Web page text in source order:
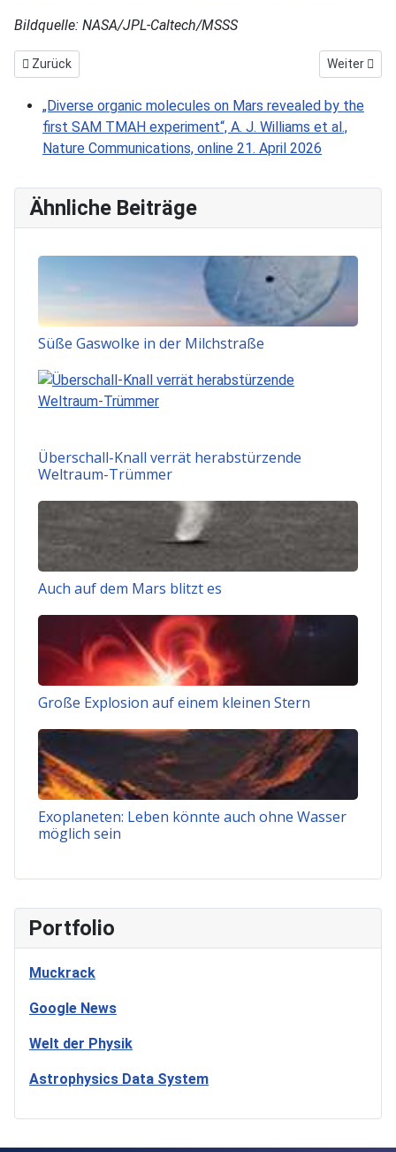
Portfolio
Muckrack
Google News
Welt der Physik
Astrophysics Data System
Bildquelle: NASA/JPL-Caltech/MSSS
Vorheriger Beitrag: Wie Sterne ihre Rotation verändern
Zurück Nächster
Weiter
„Diverse organic molecules on Mars revealed by the
first SAM TMAH experiment“, A. J. Williams et al.,
Nature Communications, online 21. April 2026
Ähnliche Beiträge
Süße Gaswolke in der Milchstraße
Überschall-Knall verrät herabstürzende
Weltraum-Trümmer
Auch auf dem Mars blitzt es
Große Explosion auf einem kleinen Stern
Exoplaneten: Leben könnte auch ohne Wasser
möglich sein